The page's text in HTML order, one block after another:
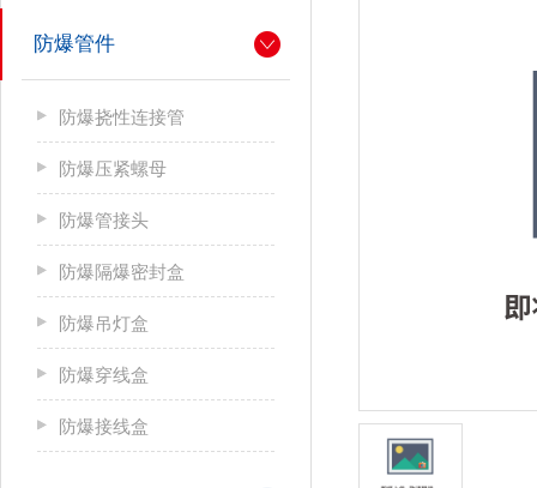
防爆管件
防爆挠性连接管
防爆压紧螺母
防爆管接头
防爆隔爆密封盒
防爆吊灯盒
防爆穿线盒
防爆接线盒